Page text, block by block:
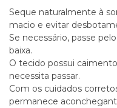
Seque naturalmente à
macio e evitar
Se necessário, passe
baixa.
O tecido possui
necessita passar.
Com os cuidados
permanece